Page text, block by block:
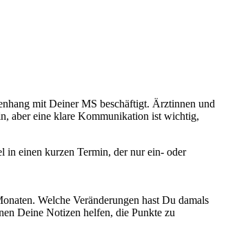
mit Deiner MS beschäftigt. Ärztinnen und
aber eine klare Kommunikation ist wichtig,
in einen kurzen Termin, der nur ein- oder
Welche Veränderungen hast Du damals
Deine Notizen helfen, die Punkte zu